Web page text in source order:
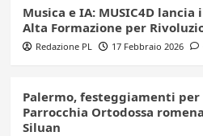
Musica e IA: MUSIC4D lancia
Alta Formazione per
Redazione PL 17 Febbraio 2026
Palermo, festeggiamenti per
Parrocchia Ortodossa
Siluan